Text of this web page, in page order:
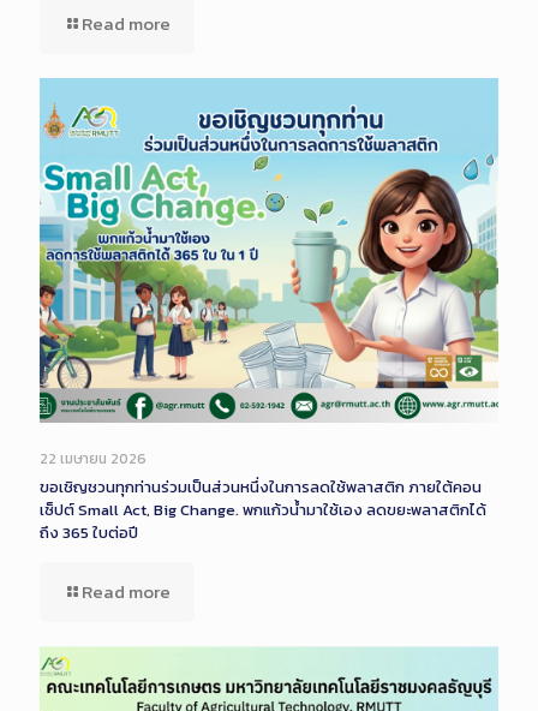
Read more
22 เมษายน 2026
ขอเชิญชวนทุกท่านร่วมเป็นส่วนหนึ่งในการลดใช้พลาสติก ภายใต้คอน
เซ็ปต์ Small Act, Big Change. พกแก้วน้ำมาใช้เอง ลดขยะพลาสติกได้
ถึง 365 ใบต่อปี
Read more